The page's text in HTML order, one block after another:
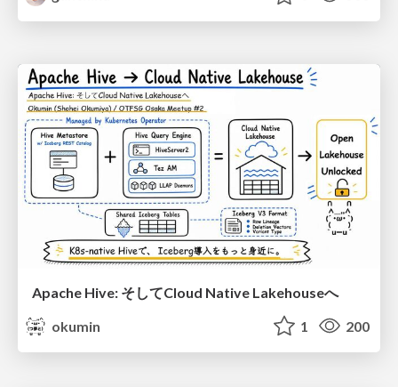
Apache Hive: そしてCloud Native Lakehouseへ
okumin
1 200